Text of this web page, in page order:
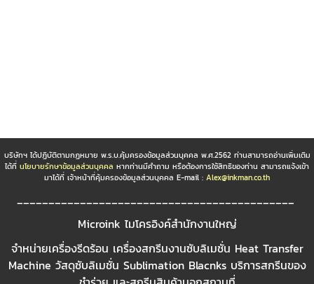
บริษัทฯ ได้ปฏิบัติตามกฏหมาย พ.ร.บ.คุ้มครองข้อมูลส่วนบุคคล พ.ศ.2562 ท่านสามารถอ่านเพิ่มเติม
ได้ที่ นโยบายรักษาข้อมูลส่วนบุคคล หากท่านมีคำถาม หรือต้องการใช้สิทธิของท่าน สามารถแจ้งเข้า
มาได้ที่ เจ้าหน้าที่คุ้มครองข้อมูลส่วนบุคคล E-mail : Alex@inkman.co.th
____________________________________________
Microink ไมโครอิงค์สำนักงานใหญ่
จำหน่ายเครื่องรีดร้อน เครื่องสกรีนงานซับลิเมชั่น Heat Transfer
Machine วัสดุซับลิเมชั่น Sublimation Blacnks บริการสกรีนของ